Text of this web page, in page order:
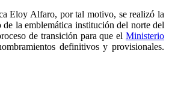
Eloy Alfaro, por tal motivo, se realizó la
la emblemática institución del norte del
de transición para que elMinisterio
definitivos y provisionales.